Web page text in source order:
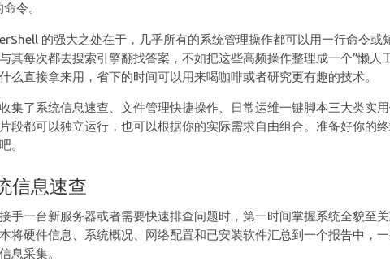
命令。
的强大之处在于，几乎所有的系统管理操作都可以用一行命令或
其每次都去搜索引擎翻找答案，不如把这些高频操作整理成一个”懒
么直接拿来用，省下的时间可以用来喝咖啡或者研究更有趣的技术。
集了系统信息速查、文件管理快捷操作、日常运维一键脚本三大类实用
段都可以独立运行，也可以根据你的实际需求自由组合。准备好你的
。
信息速查
手一台新服务器或者需要快速排查问题时，第一时间掌握系统全貌至
将硬件信息、系统概况、网络配置和已安装软件汇总到一个报告中，
息采集。